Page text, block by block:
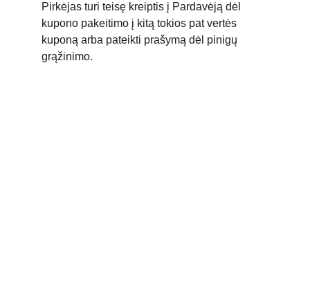
Pirkėjas turi teisę kreiptis į Pardavėją dėl
kupono pakeitimo į kitą tokios pat vertės
kuponą arba pateikti prašymą dėl pinigų
grąžinimo.